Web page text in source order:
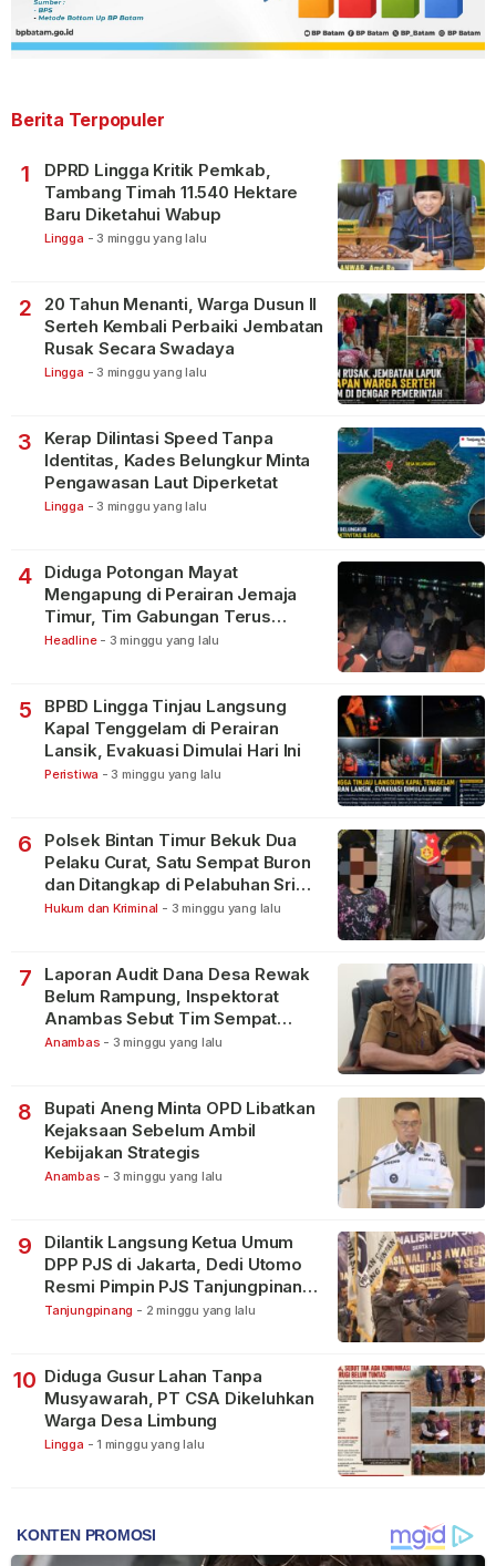
Berita Terpopuler
1
DPRD Lingga Kritik Pemkab,
Tambang Timah 11.540 Hektare
Baru Diketahui Wabup
Lingga - 3 minggu yang lalu
2
20 Tahun Menanti, Warga Dusun II
Serteh Kembali Perbaiki Jembatan
Rusak Secara Swadaya
Lingga - 3 minggu yang lalu
3
Kerap Dilintasi Speed Tanpa
Identitas, Kades Belungkur Minta
Pengawasan Laut Diperketat
Lingga - 3 minggu yang lalu
4
Diduga Potongan Mayat
Mengapung di Perairan Jemaja
Timur, Tim Gabungan Terus
Lakukan Pencarian
Headline - 3 minggu yang lalu
5
BPBD Lingga Tinjau Langsung
Kapal Tenggelam di Perairan
Lansik, Evakuasi Dimulai Hari Ini
Peristiwa - 3 minggu yang lalu
6
Polsek Bintan Timur Bekuk Dua
Pelaku Curat, Satu Sempat Buron
dan Ditangkap di Pelabuhan Sri
Bintan Pura
Hukum dan Kriminal - 3 minggu yang lalu
7
Laporan Audit Dana Desa Rewak
Belum Rampung, Inspektorat
Anambas Sebut Tim Sempat
Terbagi Tangani Kasus Lain
Anambas - 3 minggu yang lalu
8
Bupati Aneng Minta OPD Libatkan
Kejaksaan Sebelum Ambil
Kebijakan Strategis
Anambas - 3 minggu yang lalu
9
Dilantik Langsung Ketua Umum
DPP PJS di Jakarta, Dedi Utomo
Resmi Pimpin PJS Tanjungpinang-
Bintan
Tanjungpinang - 2 minggu yang lalu
10 Diduga Gusur Lahan Tanpa
Musyawarah, PT CSA Dikeluhkan
Warga Desa Limbung
Lingga - 1 minggu yang lalu